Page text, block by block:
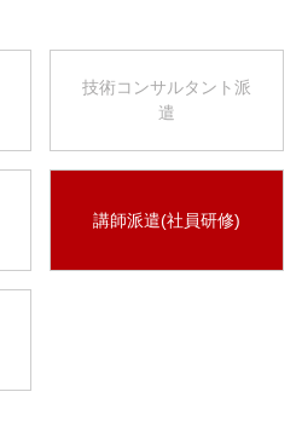
技術コンサルタント派
遣
講師派遣(社員研修)